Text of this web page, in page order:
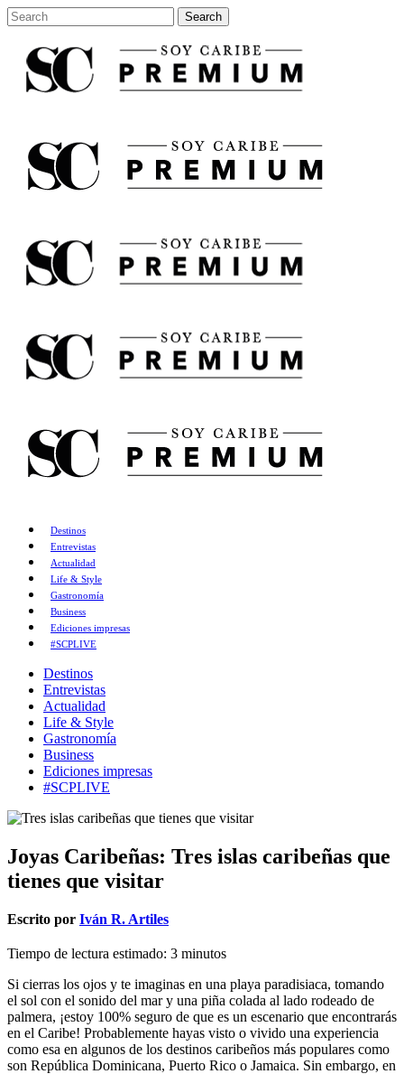
Destinos
Entrevistas
Actualidad
Life & Style
Gastronomía
Business
Ediciones impresas
#SCPLIVE
Destinos
Entrevistas
Actualidad
Life & Style
Gastronomía
Business
Ediciones impresas
#SCPLIVE
Joyas Caribeñas: Tres islas caribeñas que
tienes que visitar
Escrito por Iván R. Artiles
Tiempo de lectura estimado: 3 minutos
Si cierras los ojos y te imaginas en una playa paradisiaca, tomando
el sol con el sonido del mar y una piña colada al lado rodeado de
palmera, ¡estoy 100% seguro de que es un escenario que encontrarás
en el Caribe! Probablemente hayas visto o vivido una experiencia
como esa en algunos de los destinos caribeños más populares como
son República Dominicana, Puerto Rico o Jamaica. Sin embargo, en